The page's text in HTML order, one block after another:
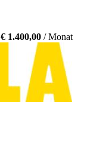
€ 1.400,00 / Monat